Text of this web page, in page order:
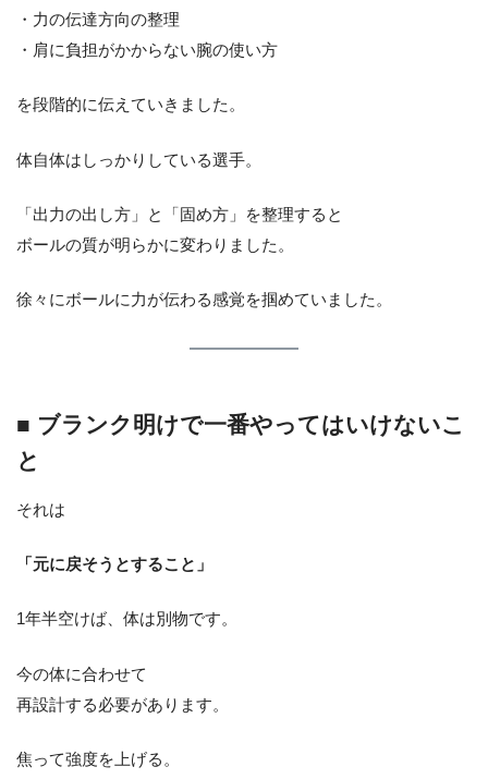
・力の伝達方向の整理
・肩に負担がかからない腕の使い方
を段階的に伝えていきました。
体自体はしっかりしている選手。
「出力の出し方」と「固め方」を整理すると
ボールの質が明らかに変わりました。
徐々にボールに力が伝わる感覚を掴めていました。
■ ブランク明けで一番やってはいけないこ
と
それは
「元に戻そうとすること」
1年半空けば、体は別物です。
今の体に合わせて
再設計する必要があります。
焦って強度を上げる。